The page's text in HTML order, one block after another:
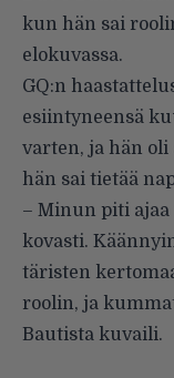
kun hän sai
elokuvassa.
GQ:n
esiintyneensä
varten, ja hän
hän sai tietää
– Minun piti
kovasti.
täristen
roolin, ja
Bautista kuvaili.